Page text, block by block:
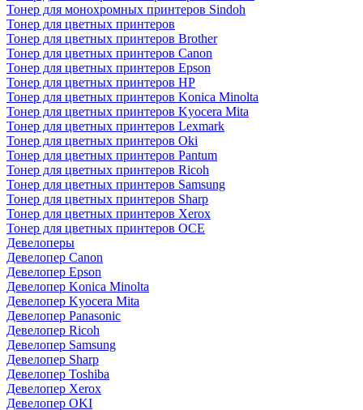
Тонер для монохромных принтеров Sindoh
Тонер для цветных принтеров
Тонер для цветных принтеров Brother
Тонер для цветных принтеров Canon
Тонер для цветных принтеров Epson
Тонер для цветных принтеров HP
Тонер для цветных принтеров Konica Minolta
Тонер для цветных принтеров Kyocera Mita
Тонер для цветных принтеров Lexmark
Тонер для цветных принтеров Oki
Тонер для цветных принтеров Pantum
Тонер для цветных принтеров Ricoh
Тонер для цветных принтеров Samsung
Тонер для цветных принтеров Sharp
Тонер для цветных принтеров Xerox
Тонер для цветных принтеров OCE
Девелоперы
Девелопер Canon
Девелопер Epson
Девелопер Konica Minolta
Девелопер Kyocera Mita
Девелопер Panasonic
Девелопер Ricoh
Девелопер Samsung
Девелопер Sharp
Девелопер Toshiba
Девелопер Xerox
Девелопер OKI